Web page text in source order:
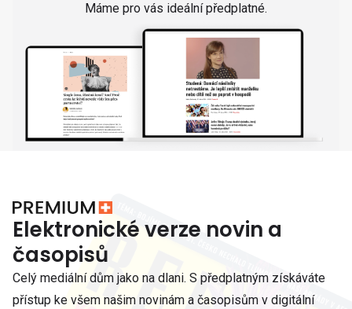
Máme pro vás ideální předplatné.
Elektronické verze novin a
časopisů
Celý mediální dům jako na dlani. S předplatným získáváte
přístup ke všem našim novinám a časopisům v digitální